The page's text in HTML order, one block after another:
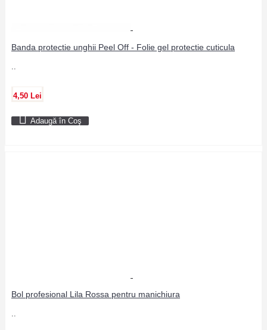
Banda protectie unghii Peel Off - Folie gel protectie cuticula
4,50 Lei
Adaugă în Coş
Bol profesional Lila Rossa pentru manichiura
..